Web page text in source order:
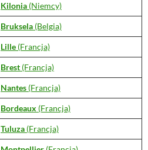
Kilonia (Niemcy)
Bruksela (Belgia)
Lille (Francja)
Brest (Francja)
Nantes (Francja)
Bordeaux (Francja)
Tuluza (Francja)